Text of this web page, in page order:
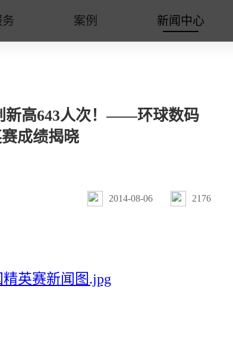
务 案例 新闻中心
新高643人次！——环球数码
成绩揭晓
2014-08-06 2176